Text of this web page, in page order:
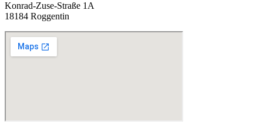
Konrad-Zuse-Straße 1A
18184 Roggentin